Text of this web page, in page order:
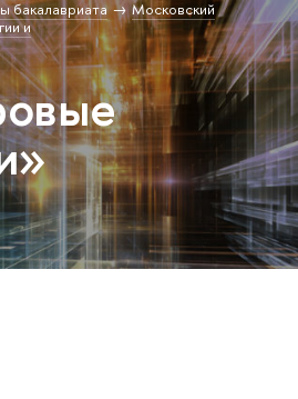
бакалавриата
Московский
и